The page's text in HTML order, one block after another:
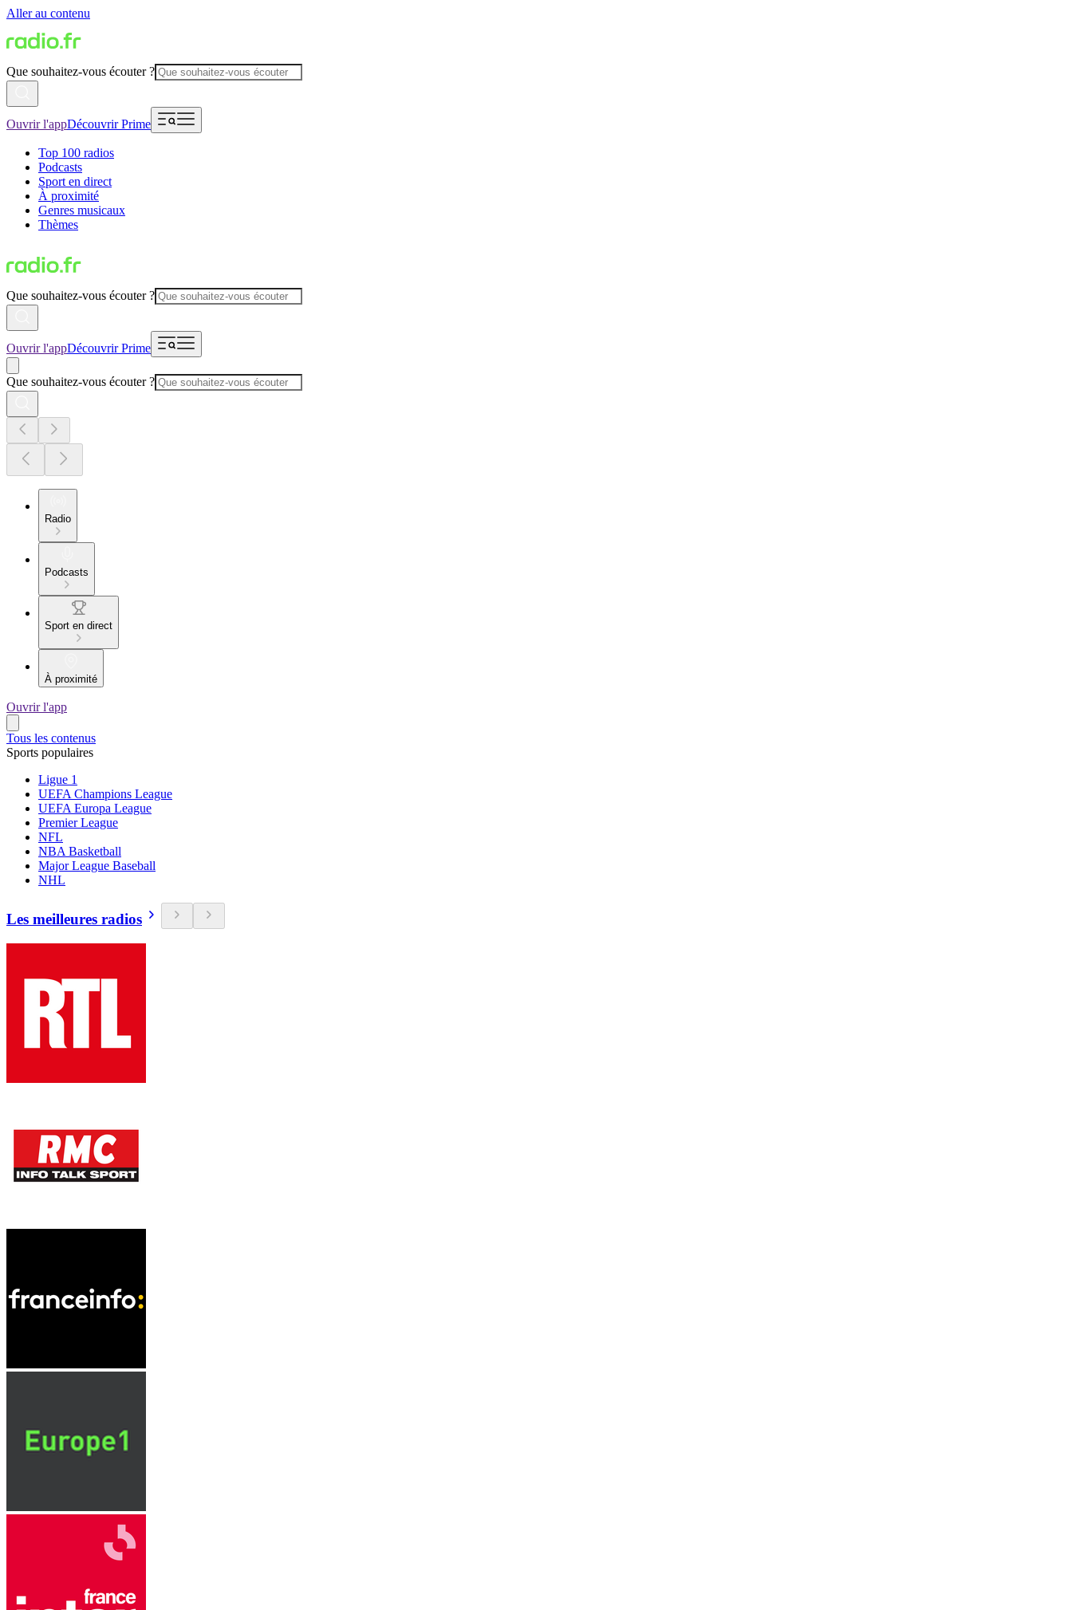
Aller au contenu
Que souhaitez-vous écouter ?
Ouvrir l'appDécouvrir Prime
Top 100 radios
Podcasts
Sport en direct
À proximité
Genres musicaux
Thèmes
Que souhaitez-vous écouter ?
Ouvrir l'appDécouvrir Prime
Que souhaitez-vous écouter ?
Radio
Podcasts
Sport en direct
À proximité
Ouvrir l'app
Tous les contenus
Sports populaires
Ligue 1
UEFA Champions League
UEFA Europa League
Premier League
NFL
NBA Basketball
Major League Baseball
NHL
Les meilleures radios